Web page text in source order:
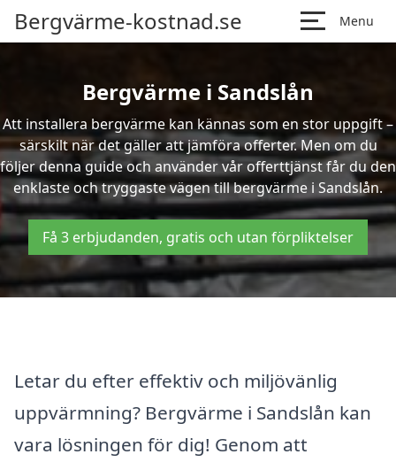
Bergvärme-kostnad.se Menu
Bergvärme i Sandslån
Att installera bergvärme kan kännas som en stor uppgift –
särskilt när det gäller att jämföra offerter. Men om du
följer denna guide och använder vår offerttjänst får du den
enklaste och tryggaste vägen till bergvärme i Sandslån.
Få 3 erbjudanden, gratis och utan förpliktelser
Letar du efter effektiv och miljövänlig
uppvärmning? Bergvärme i Sandslån kan
vara lösningen för dig! Genom att